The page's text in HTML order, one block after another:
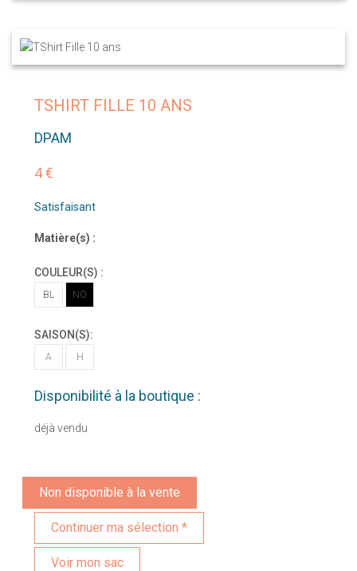
TSHIRT FILLE 10 ANS
DPAM
4 €
Satisfaisant
Matière(s) :
COULEUR(S) :
BL NO
SAISON(S):
A H
Disponibilité à la boutique :
déjà vendu
Non disponible à la vente
Voir mon sac